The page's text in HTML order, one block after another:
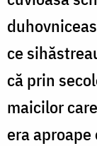
ce
că prin
maicilor
era